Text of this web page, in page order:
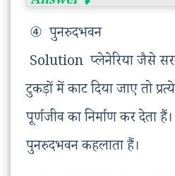
④ पुनरुदभवन
Solution प्लेनेरिया जैसे
टुकड़ों में काट दिया जाए तो
पूर्णजीव का निर्माण कर देता हैं।
पुनरुदभवन कहलाता हैं।